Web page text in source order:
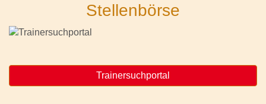
Stellenbörse
Trainersuchportal